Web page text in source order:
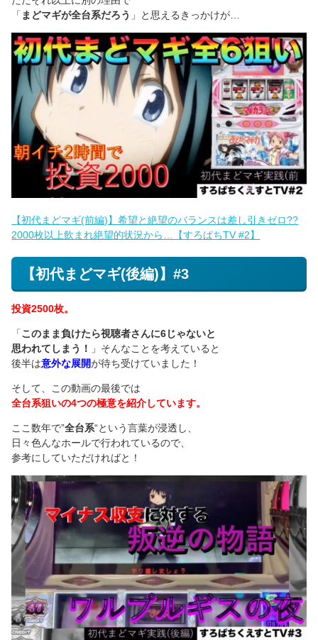
「 まどマギが全台系だろう 」と思えるきっかけが…
【初代まどマギ(前編)】希望と絶望のバランスは差し引きゼロ??
2000枚以上飲まれ絶望的状況から…【すろぱちTV #2】
【初代まどマギ(後編)】#3
投資2500枚。
「このまま負けたら視聴者さんに6じゃないと
思われてしまう！
」そんなことを考えていると
後半は意外な展開が待ち受けていました！
そして、この動画の最後では
全台系狙いの4つの極意を紹介しています。
ここ数年で”全台系“という言葉が浸透し、
日々色んなホールで行われているので、
参考にしていただければと！